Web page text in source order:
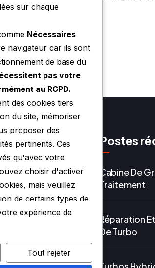
Postes
Cabine De
Traitement
Réparation
De Turbo
sur chaque
Nécessaires
navigateur car ils sont
de base du
pas votre
au RGPD.
des cookies tiers
du site, mémoriser
proposer des
pertinents. Ces
qu'avec votre
choisir d'activer
mais veuillez
de certains types de
expérience de
Tout rejeter